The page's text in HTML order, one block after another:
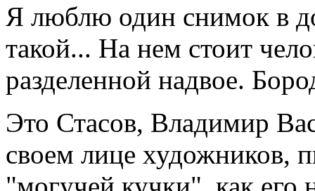
Я люблю один снимок в
такой... На нем стоит
разделенной надвое.
Это Стасов, Владимир
своем лице художников,